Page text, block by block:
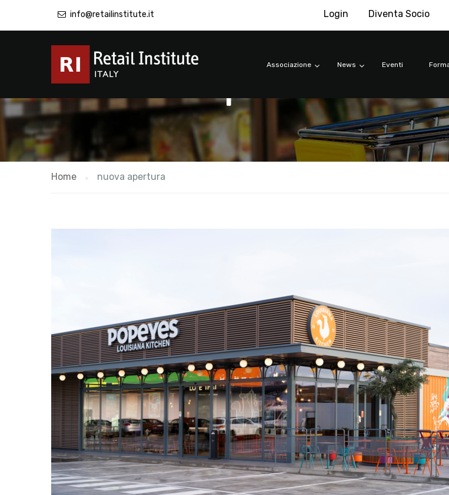
info@retailinstitute.it Login Diventa Socio
Associazione News Eventi
nuova apertura
Home nuova apertura